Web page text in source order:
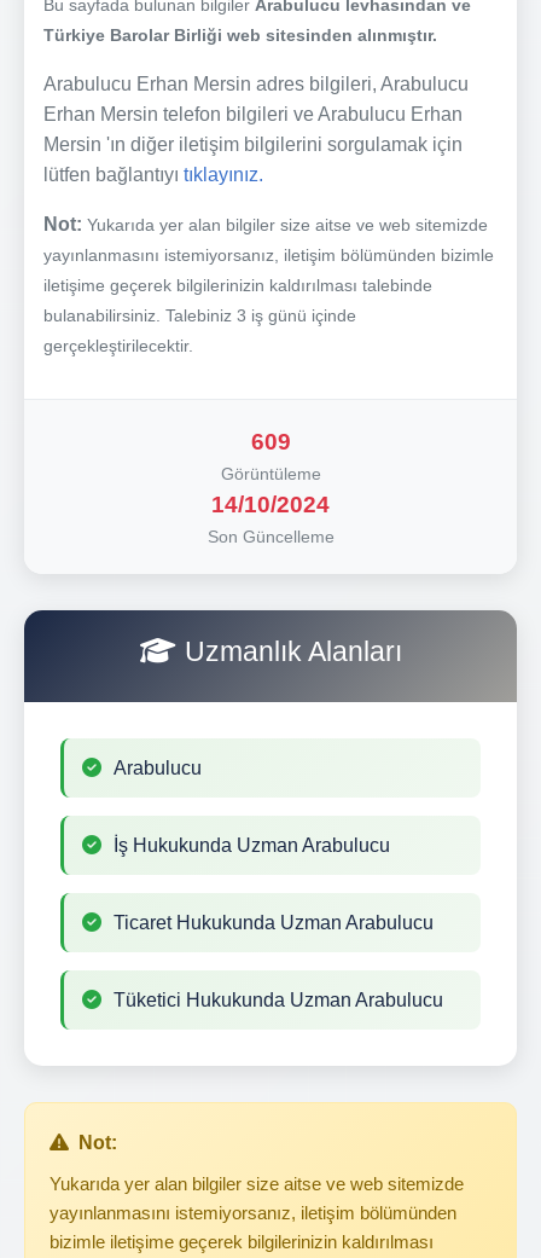
Bu sayfada bulunan bilgiler Arabulucu levhasından ve
Türkiye Barolar Birliği web sitesinden alınmıştır.
Arabulucu Erhan Mersin adres bilgileri, Arabulucu
Erhan Mersin telefon bilgileri ve Arabulucu Erhan
Mersin 'ın diğer iletişim bilgilerini sorgulamak için
lütfen bağlantıyı tıklayınız.
Not: Yukarıda yer alan bilgiler size aitse ve web sitemizde
yayınlanmasını istemiyorsanız, iletişim bölümünden bizimle
iletişime geçerek bilgilerinizin kaldırılması talebinde
bulanabilirsiniz. Talebiniz 3 iş günü içinde
gerçekleştirilecektir.
609
Görüntüleme
14/10/2024
Son Güncelleme
Uzmanlık Alanları
Arabulucu
İş Hukukunda Uzman Arabulucu
Ticaret Hukukunda Uzman Arabulucu
Tüketici Hukukunda Uzman Arabulucu
Not:
Yukarıda yer alan bilgiler size aitse ve web sitemizde
yayınlanmasını istemiyorsanız, iletişim bölümünden
bizimle iletişime geçerek bilgilerinizin kaldırılması